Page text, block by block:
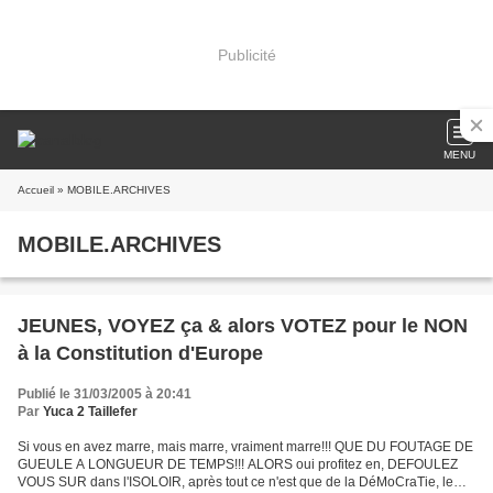
Publicité
MENU
Accueil » MOBILE.ARCHIVES
MOBILE.ARCHIVES
JEUNES, VOYEZ ça & alors VOTEZ pour le NON
à la Constitution d'Europe
Publié le 31/03/2005 à 20:41
Par Yuca 2 Taillefer
Si vous en avez marre, mais marre, vraiment marre!!! QUE DU FOUTAGE DE
GUEULE A LONGUEUR DE TEMPS!!! ALORS oui profitez en, DEFOULEZ
VOUS SUR dans l'ISOLOIR, après tout ce n'est que de la DéMoCraTie, le